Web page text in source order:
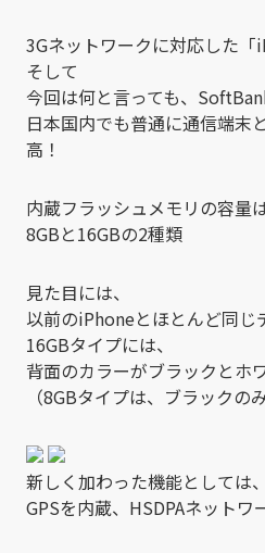
3Gネットワークに対応した「
そして
今回は何と言っても、
日本国内でも普通に通信端末
高！
内蔵フラッシュメモリの容量
8GBと16GBの2種類
見た目には、
以前のiPhoneとほとんど同じ
16GBタイプには、
背面のカラーがブラックとホ
（8GBタイプは、ブラックのみ
新しく加わった機能としては、
GPSを内蔵、HSDPAネットワ